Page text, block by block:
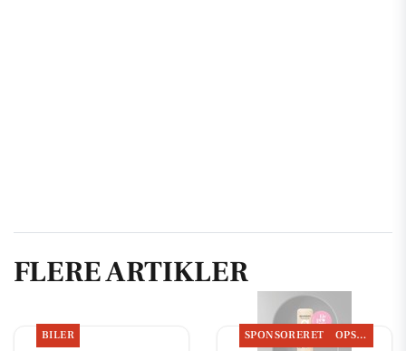
FLERE ARTIKLER
BILER SPONSORERET OPSLAGSTAVLEN